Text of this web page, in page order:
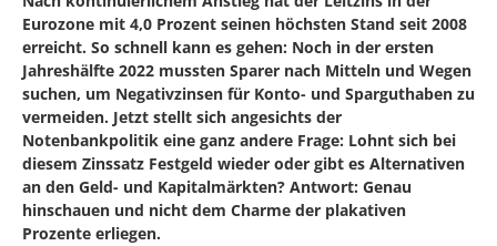
Eurozone mit 4,0 Prozent seinen höchsten Stand seit 2008
erreicht. So schnell kann es gehen: Noch in der ersten
Jahreshälfte 2022 mussten Sparer nach Mitteln und Wegen
suchen, um Negativzinsen für Konto- und Sparguthaben zu
vermeiden. Jetzt stellt sich angesichts der
Notenbankpolitik eine ganz andere Frage: Lohnt sich bei
diesem Zinssatz Festgeld wieder oder gibt es Alternativen
an den Geld- und Kapitalmärkten? Antwort: Genau
hinschauen und nicht dem Charme der plakativen
Prozente erliegen.